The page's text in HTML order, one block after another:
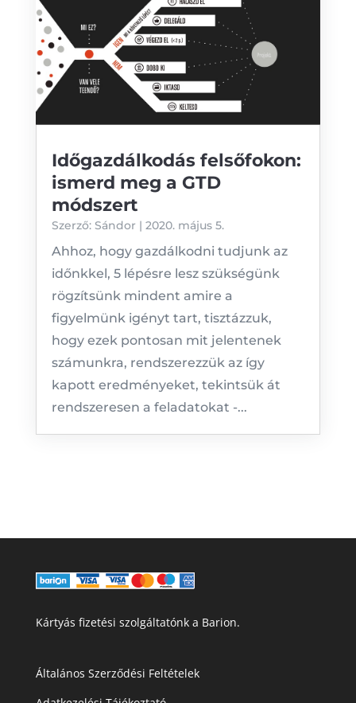
Időgazdálkodás felsőfokon:
ismerd meg a GTD
módszert
Szerző: Sándor | 2020. május 5.
Ahhoz, hogy gazdálkodni tudjunk az
időnkkel, 5 lépésre lesz szükségünk
rögzítsünk mindent amire a
figyelmünk igényt tart, tisztázzuk,
hogy ezek pontosan mit jelentenek
számunkra, rendszerezzük az így
kapott eredményeket, tekintsük át
rendszeresen a feladatokat -...
Kártyás fizetési szolgáltatónk a Barion.
Általános Szerződési Feltételek